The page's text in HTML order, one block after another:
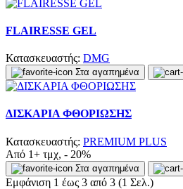
FLAIRESSE GEL
Κατασκευαστής: DMG
Στα αγαπημένα
ΔΙΣΚΑΡΙΑ ΦΘΟΡΙΩΣΗΣ
Κατασκευαστής: PREMIUM PLUS
Από 1+ τμχ, - 20%
Στα αγαπημένα
Εμφάνιση 1 έως 3 από 3 (1 Σελ.)